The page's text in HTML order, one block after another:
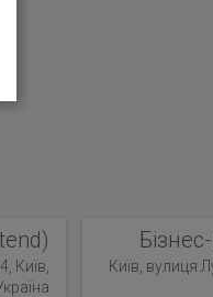
Київ,
Київ, вулиця